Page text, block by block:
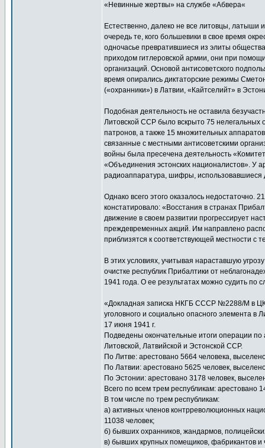
«Невинные жертвы» на службе «Абвера«
Естественно, далеко не все литовцы,
очередь те, кого большевики в свое время
одночасье превратившиеся из элиты
приходом гитлеровской армии, они при
организаций. Основой антисоветского
время опирались диктаторские режимы
(«охранники») в Латвии, «Кайтселийт» в
Подобная деятельность не оставила
Литовской ССР было вскрыто 75 нелегальных
патронов, а также 15 множительных
связанные с местными антисоветскими
войны была пресечена деятельность
«Объединения эстонских националистов». У
радиоаппаратура, шифры, использовавшиеся
Однако всего этого оказалось недостаточно.
констатировало: «Восстания в странах
движение в своем развитии прогрессирует
преждевременных акций. Им направлено
приблизятся к соответствующей местности с
В этих условиях, учитывая нараставшую
очистке республик Прибалтики от
1941 года. О ее результатах можно судить по
«Докладная записка НКГБ СССР №2288/М в
уголовного и социально опасного элемента в
17 июня 1941 г.
Подведены окончательные итоги операции по
Литовской, Латвийской и Эстонской ССР.
По Литве: арестовано 5664 человека,
По Латвии: арестовано 5625 человек,
По Эстонии: арестовано 3178 человек,
Всего по всем трем республикам: арестовано
В том числе по трем республикам:
а) активных членов контрреволюционных
11038 человек;
б) бывших охранников, жандармов,
в) бывших крупных помещиков, фабрикантов и